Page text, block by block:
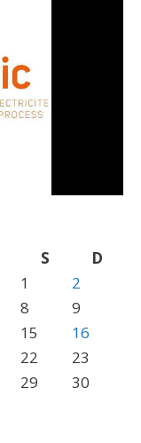
S
D
1
2
8
9
15
16
22
23
29
30